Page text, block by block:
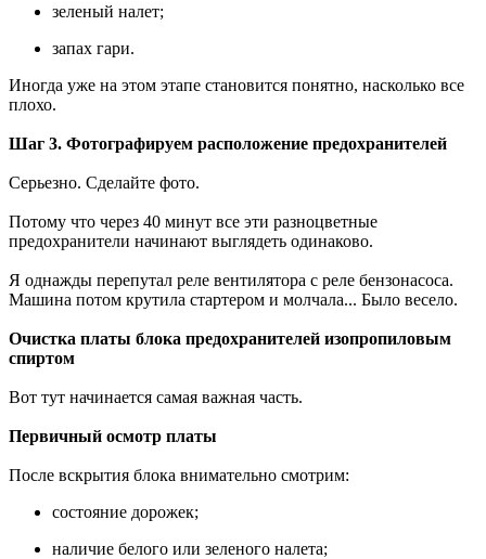
зеленый налет;
запах гари.
Иногда уже на этом этапе становится понятно, насколько все
плохо.
Шаг 3. Фотографируем расположение предохранителей
Серьезно. Сделайте фото.
Потому что через 40 минут все эти разноцветные
предохранители начинают выглядеть одинаково.
Я однажды перепутал реле вентилятора с реле бензонасоса.
Машина потом крутила стартером и молчала... Было весело.
Очистка платы блока предохранителей изопропиловым
спиртом
Вот тут начинается самая важная часть.
Первичный осмотр платы
После вскрытия блока внимательно смотрим:
состояние дорожек;
наличие белого или зеленого налета;